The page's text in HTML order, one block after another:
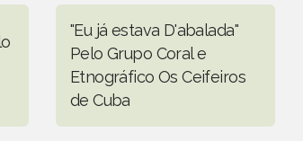
"Eu já estava D'abalada"
Pelo Grupo Coral e
Etnográfico Os Ceifeiros
de Cuba